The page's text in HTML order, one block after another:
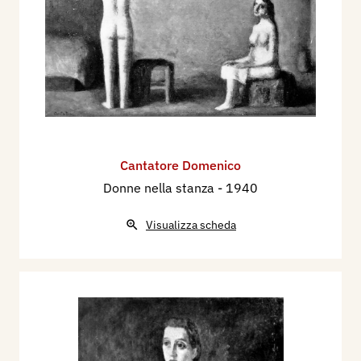
Dal 2 al 20 ottobre 1966 partecipa nella Sezione
Incisione, alla 2^ Biennale dell’Incisione italiana
d’oggi e del disegno originale, l’ex libris
contemporaneo nel mondo, con un’acquaforte, al
Palazzo della Ragione, di Padova.
dell’Università del T.L. si tiene la mostra: L’Opera
Grafica di Domenico Cantatore, a cura
Partecipa dal 27 settembre al 9 novembre 1969
Nudo sdraiato.
Dal 20 maggio al 20 giugno 1972 partecipa su
Cantatore Domenico
Donne nella stanza - 1940
Visualizza scheda